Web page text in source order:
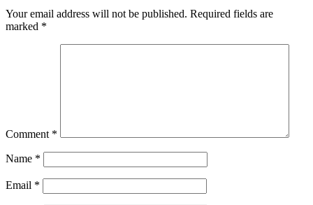
Your email address will not be published. Required fields are
marked *
Comment *
Name *
Email *